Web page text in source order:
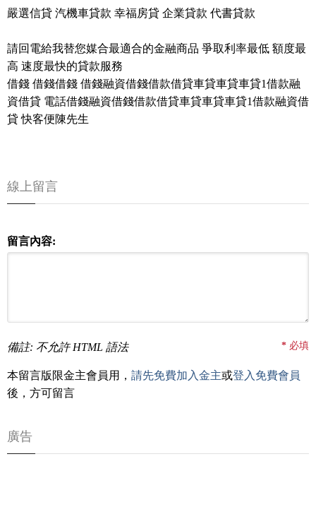
嚴選信貸 汽機車貸款 幸福房貸 企業貸款 代書貸款
請回電給我替您媒合最適合的金融商品 爭取利率最低 額度最
高 速度最快的貸款服務
借錢 借錢借錢 借錢融資借錢借款借貸車貸車貸車貸1借款融
資借貸 電話借錢融資借錢借款借貸車貸車貸車貸1借款融資借
貸 快客便陳先生
線上留言
留言內容:
備註: 不允許 HTML 語法 * 必填
本留言版限金主會員用， 請先免費加入金主或登入免費會員
後，方可留言
廣告